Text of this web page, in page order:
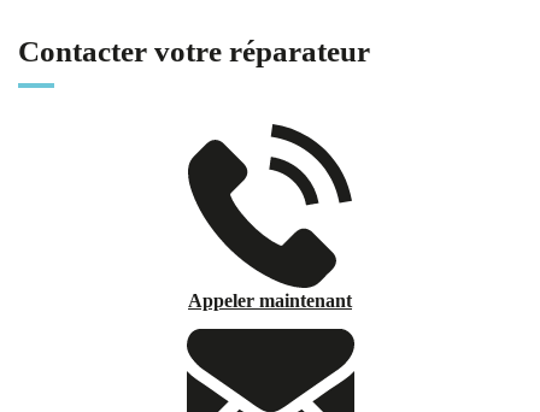
Contacter votre réparateur
Appeler maintenant